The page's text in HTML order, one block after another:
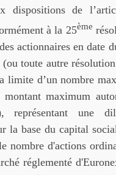
dispositions de
à la 25ème
actionnaires en date
toute autre
limite d’un nombre
maximum
représentant une
la base du capital
nombre d'actions
réglementé